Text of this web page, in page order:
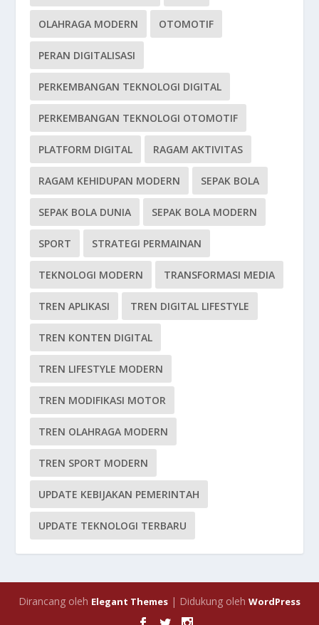
OLAHRAGA MODERN OTOMOTIF
PERAN DIGITALISASI
PERKEMBANGAN TEKNOLOGI DIGITAL
PERKEMBANGAN TEKNOLOGI OTOMOTIF
PLATFORM DIGITAL RAGAM AKTIVITAS
RAGAM KEHIDUPAN MODERN SEPAK BOLA
SEPAK BOLA DUNIA SEPAK BOLA MODERN
SPORT STRATEGI PERMAINAN
TEKNOLOGI MODERN TRANSFORMASI MEDIA
TREN APLIKASI TREN DIGITAL LIFESTYLE
TREN KONTEN DIGITAL
TREN LIFESTYLE MODERN
TREN MODIFIKASI MOTOR
TREN OLAHRAGA MODERN
TREN SPORT MODERN
UPDATE KEBIJAKAN PEMERINTAH
UPDATE TEKNOLOGI TERBARU
Dirancang oleh Elegant Themes | Didukung oleh WordPress